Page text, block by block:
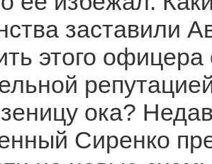
заставили
этого офицера
зеницу ока?
Сиренко